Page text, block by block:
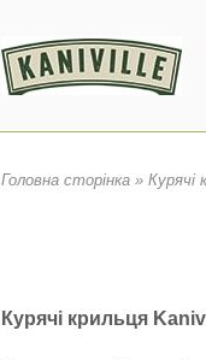
Головна сторінка » Курячі
Курячі крильця